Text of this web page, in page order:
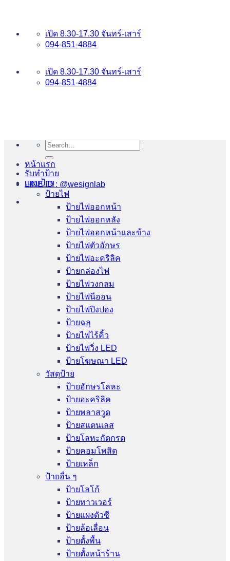
เปิด 8.30-17.30 จันทร์-เสาร์
094-851-4884
เปิด 8.30-17.30 จันทร์-เสาร์
094-851-4884
LINE ID : @wesignlab
Search
for:
หน้าแรก
รับทำป้าย
แบบป้าย
ป้ายไฟ
ป้ายไฟออกหน้า
ป้ายไฟออกหลัง
ป้ายไฟออกหน้าและข้าง
ป้ายไฟตัวอักษร
ป้ายไฟอะคริลิค
ป้ายกล่องไฟ
ป้ายไฟวงกลม
ป้ายไฟนีออน
ป้ายไฟปิงปอง
ป้ายฉลุ
ป้ายไฟไร้คิ้ว
ป้ายไฟวิ่ง LED
ป้ายโฆษณา LED
วัสดุป้าย
ป้ายอักษรโลหะ
ป้ายอะคริลิค
ป้ายพลาสวูด
ป้ายสแตนเลส
ป้ายโลหะกัดกรด
ป้ายคอมโพสิต
ป้ายเหล็ก
ป้ายอื่น ๆ
ป้ายโลโก้
ป้ายทาวเวอร์
ป้ายแผงตัวซี
ป้ายล้อเลื่อน
ป้ายตั้งพื้น
ป้ายตั้งหน้าร้าน